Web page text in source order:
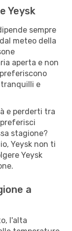
Yeysk
sempre
meteo della
aperta e non
e
e perderti tra
stagione?
Yeysk non ti
Yeysk
a
l'alta